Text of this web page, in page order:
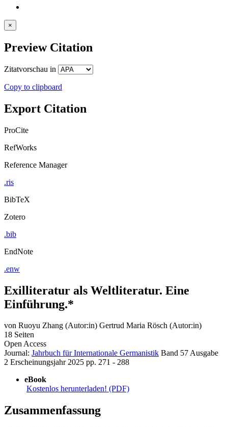
×
Preview Citation
Zitatvorschau in
Copy to clipboard
Export Citation
ProCite
RefWorks
Reference Manager
.ris
BibTeX
Zotero
.bib
EndNote
.enw
Exilliteratur als Weltliteratur. Eine
Einführung.*
von Ruoyu Zhang (Autor:in) Gertrud Maria Rösch (Autor:in)
18 Seiten
Open Access
Journal: Jahrbuch für Internationale Germanistik Band 57Ausgabe
2 Erscheinungsjahr 2025 pp. 271 - 288
eBook
Kostenlos herunterladen! (PDF)
Zusammenfassung